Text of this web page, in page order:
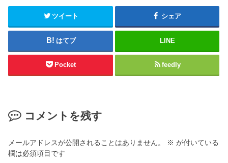
ツイート シェア
はてブ LINE
Pocket feedly
コメントを残す
メールアドレスが公開されることはありません。 ※ が付いている
欄は必須項目です